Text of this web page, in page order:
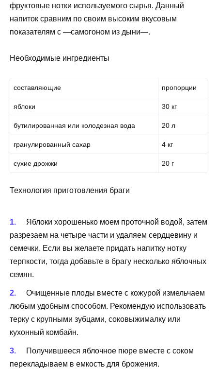
фруктовые нотки используемого сырья. Данный
напиток сравним по своим высоким вкусовым
показателям с —самогоном из дыни—.
Необходимые ингредиенты
составляющие пропорции
яблоки 30 кг
бутилированная или колодезная вода 20 л
гранулированный сахар 4 кг
сухие дрожжи 20 г
Технология приготовления браги
Яблоки хорошенько моем проточной водой, затем
разрезаем на четыре части и удаляем сердцевину и
семечки. Если вы желаете придать напитку нотку
терпкости, тогда добавьте в брагу несколько яблочных
семян.
Очищенные плоды вместе с кожурой измельчаем
любым удобным способом. Рекомендую использовать
терку с крупными зубцами, соковыжималку или
кухонный комбайн.
Получившееся яблочное пюре вместе с соком
перекладываем в емкость для брожения.